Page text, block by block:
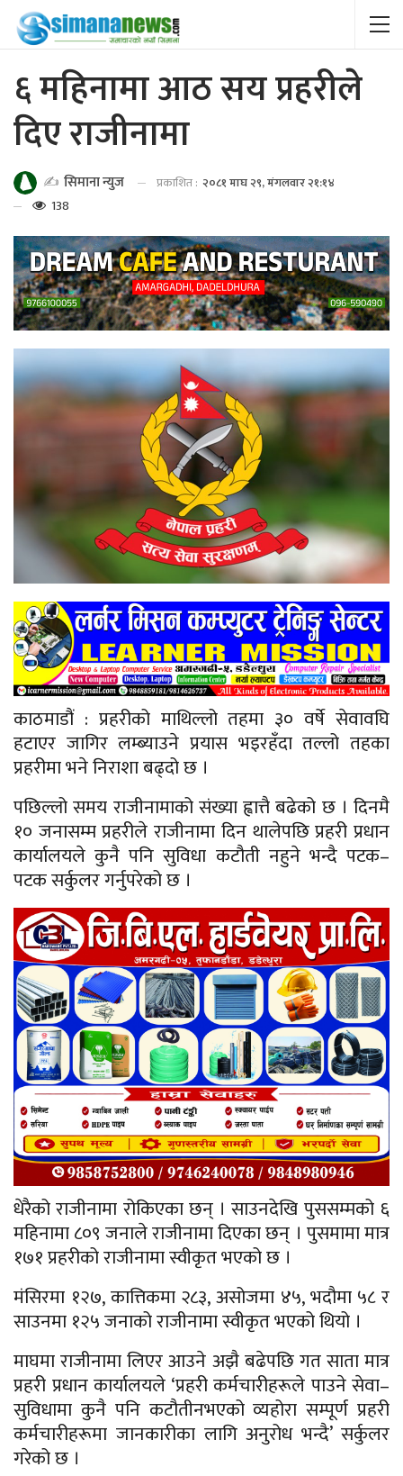
६ महिनामा आठ सय प्रहरीले
दिए राजीनामा
✍️ सिमाना न्युज प्रकाशित : २०८१ माघ २९, मंगलवार २१:१४
138
काठमाडौं : प्रहरीको माथिल्लो तहमा ३० वर्षे सेवावघि
हटाएर जागिर लम्ब्याउने प्रयास भइरहँदा तल्लो तहका
प्रहरीमा भने निराशा बढ्दो छ ।
पछिल्लो समय राजीनामाको संख्या ह्वात्तै बढेको छ । दिनमै
१० जनासम्म प्रहरीले राजीनामा दिन थालेपछि प्रहरी प्रधान
कार्यालयले कुनै पनि सुविधा कटौती नहुने भन्दै पटक–
पटक सर्कुलर गर्नुपरेको छ ।
धेरैको राजीनामा रोकिएका छन् । साउनदेखि पुससम्मको ६
महिनामा ८०९ जनाले राजीनामा दिएका छन् । पुसमामा मात्र
१७१ प्रहरीको राजीनामा स्वीकृत भएको छ ।
मंसिरमा १२७, कात्तिकमा २८३, असोजमा ४५, भदौमा ५८ र
साउनमा १२५ जनाको राजीनामा स्वीकृत भएको थियो ।
माघमा राजीनामा लिएर आउने अझै बढेपछि गत साता मात्र
प्रहरी प्रधान कार्यालयले ‘प्रहरी कर्मचारीहरूले पाउने सेवा–
सुविधामा कुनै पनि कटौतीनभएको व्यहोरा सम्पूर्ण प्रहरी
कर्मचारीहरूमा जानकारीका लागि अनुरोध भन्दै’ सर्कुलर
गरेको छ ।